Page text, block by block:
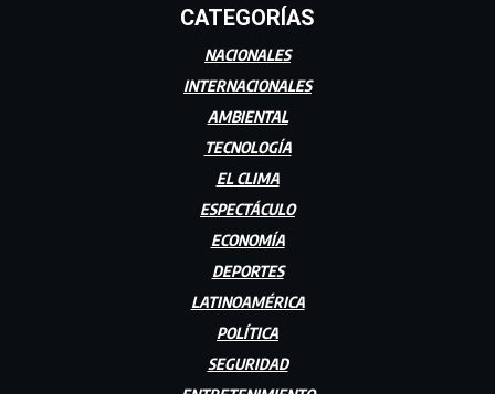
CATEGORÍAS
NACIONALES
INTERNACIONALES
AMBIENTAL
TECNOLOGÍA
EL CLIMA
ESPECTÁCULO
ECONOMÍA
DEPORTES
LATINOAMÉRICA
POLÍTICA
SEGURIDAD